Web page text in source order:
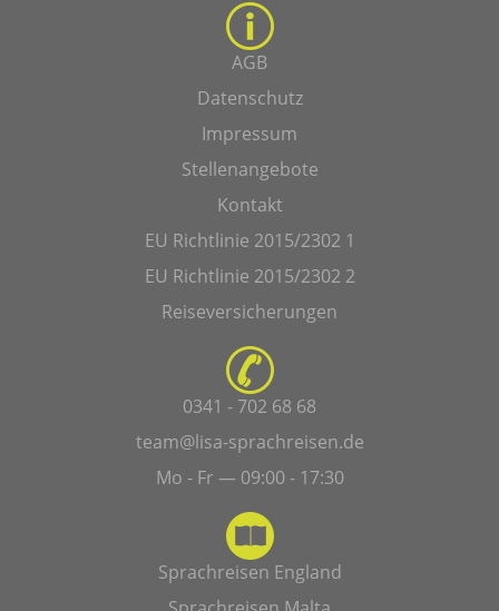
AGB
Datenschutz
Impressum
Stellenangebote
Kontakt
EU Richtlinie 2015/2302 1
EU Richtlinie 2015/2302 2
Reiseversicherungen
0341 - 702 68 68
team@lisa-sprachreisen.de
Mo - Fr — 09:00 - 17:30
Sprachreisen England